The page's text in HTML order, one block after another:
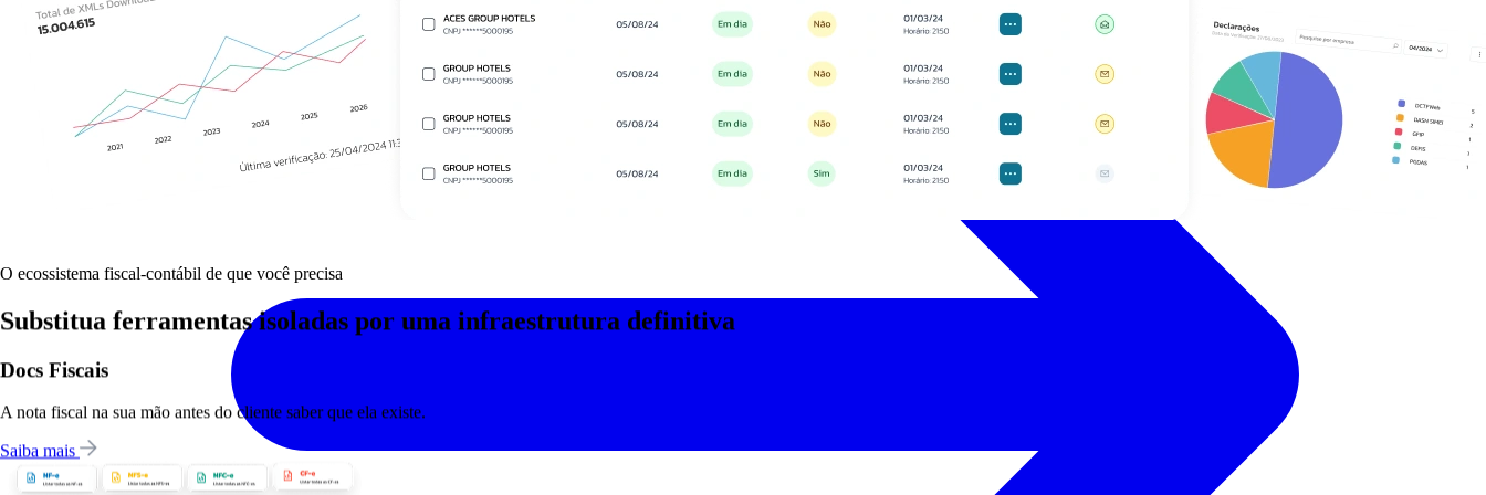
O ecossistema fiscal-contábil de que você precisa
Substitua ferramentas isoladas por uma infraestrutura definitiva
Docs Fiscais
A nota fiscal na sua mão antes do cliente saber que ela existe.
Saiba mais